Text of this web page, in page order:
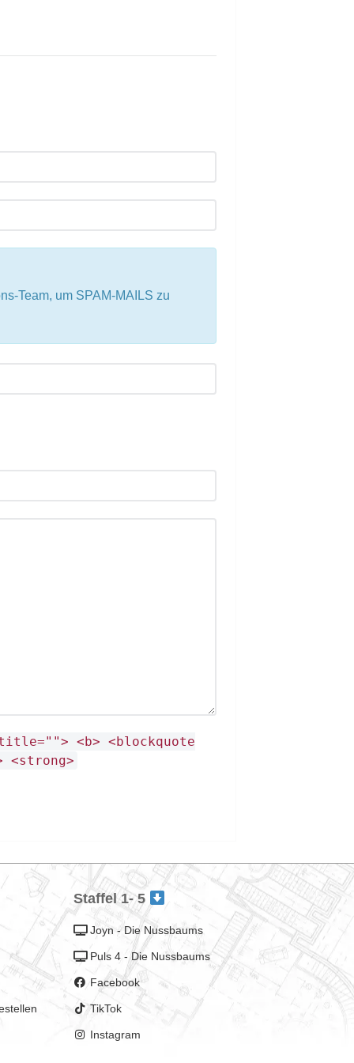
Team, um SPAM-MAILS zu
<b> <blockquote
<strong>
Staffel 1- 5
Joyn - Die Nussbaums
Puls 4 - Die Nussbaums
Facebook
TikTok
Instagram